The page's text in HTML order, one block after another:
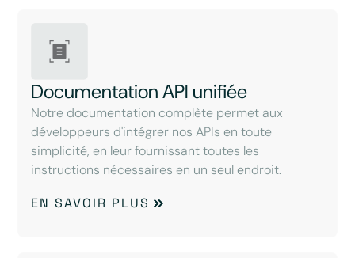
Documentation API unifiée
Notre documentation complète permet aux
développeurs d'intégrer nos APIs en toute
simplicité, en leur fournissant toutes les
instructions nécessaires en un seul endroit.
EN SAVOIR PLUS